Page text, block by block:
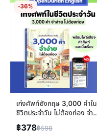
-36%
เก่งศัพท์อังกฤษ 3,000 คำใน
ชีวิตประจำวัน ไม่ต้องท่อง จำ
ง่ายกับ Opendurian
฿378฿598